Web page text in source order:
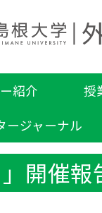
紹介 授
ージャーナル
開催報